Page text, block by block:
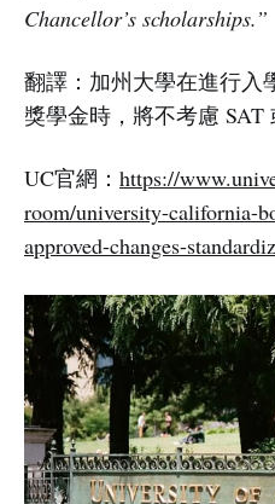
Chancellor’s scholarships.”
翻譯：加州大學在進行入
獎學金時，將不考慮 SAT
UC官網： https://
room/university-california-
approved-changes-